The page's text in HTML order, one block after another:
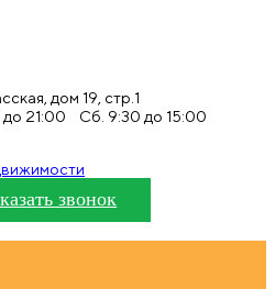
дом 19, стр.1
до 21:00 Сб. 9:30 до 15:00
звонок